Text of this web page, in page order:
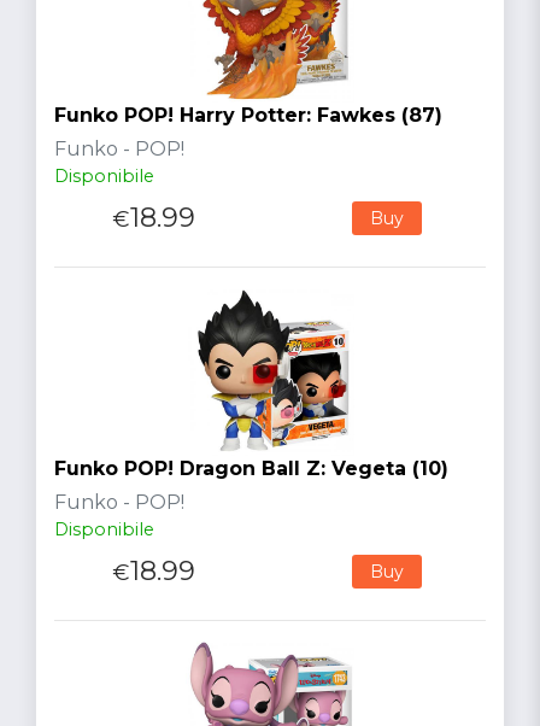
Funko POP! Harry Potter: Fawkes (87)
Funko - POP!
Disponibile
€18.99 Buy
Funko POP! Dragon Ball Z: Vegeta (10)
Funko - POP!
Disponibile
€18.99 Buy